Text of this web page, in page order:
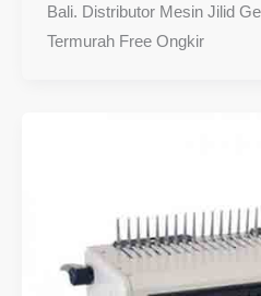
Bali. Distributor Mesin Jilid
Termurah Free Ongkir